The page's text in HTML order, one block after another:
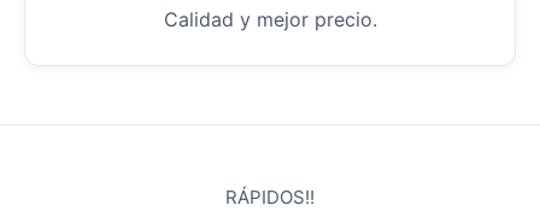
Calidad y mejor precio.
RÁPIDOS!!